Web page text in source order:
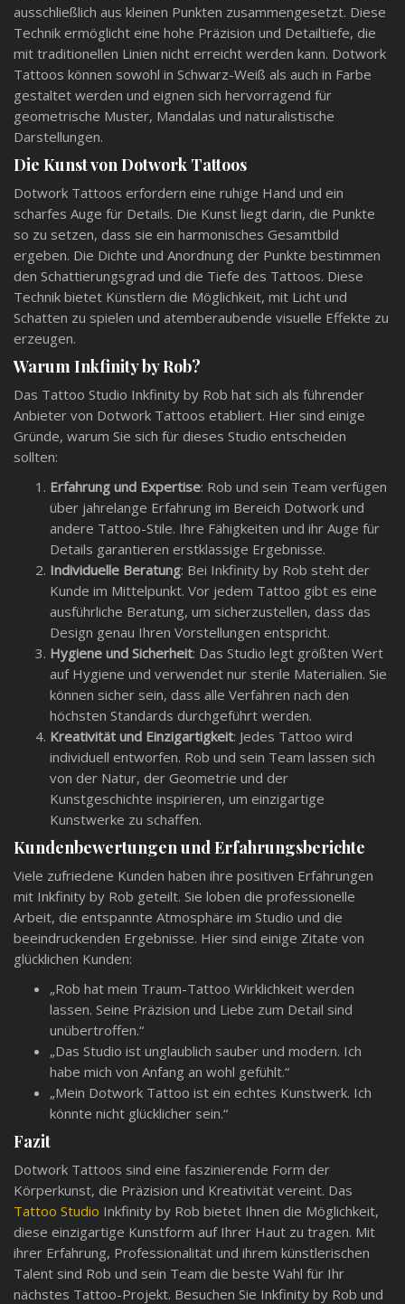
ausschließlich aus kleinen Punkten zusammengesetzt. Diese
Technik ermöglicht eine hohe Präzision und Detailtiefe, die
mit traditionellen Linien nicht erreicht werden kann. Dotwork
Tattoos können sowohl in Schwarz-Weiß als auch in Farbe
gestaltet werden und eignen sich hervorragend für
geometrische Muster, Mandalas und naturalistische
Darstellungen.
Die Kunst von Dotwork Tattoos
Dotwork Tattoos erfordern eine ruhige Hand und ein
scharfes Auge für Details. Die Kunst liegt darin, die Punkte
so zu setzen, dass sie ein harmonisches Gesamtbild
ergeben. Die Dichte und Anordnung der Punkte bestimmen
den Schattierungsgrad und die Tiefe des Tattoos. Diese
Technik bietet Künstlern die Möglichkeit, mit Licht und
Schatten zu spielen und atemberaubende visuelle Effekte zu
erzeugen.
Warum Inkfinity by Rob?
Das Tattoo Studio Inkfinity by Rob hat sich als führender
Anbieter von Dotwork Tattoos etabliert. Hier sind einige
Gründe, warum Sie sich für dieses Studio entscheiden
sollten:
Erfahrung und Expertise: Rob und sein Team verfügen
über jahrelange Erfahrung im Bereich Dotwork und
andere Tattoo-Stile. Ihre Fähigkeiten und ihr Auge für
Details garantieren erstklassige Ergebnisse.
Individuelle Beratung: Bei Inkfinity by Rob steht der
Kunde im Mittelpunkt. Vor jedem Tattoo gibt es eine
ausführliche Beratung, um sicherzustellen, dass das
Design genau Ihren Vorstellungen entspricht.
Hygiene und Sicherheit: Das Studio legt größten Wert
auf Hygiene und verwendet nur sterile Materialien. Sie
können sicher sein, dass alle Verfahren nach den
höchsten Standards durchgeführt werden.
Kreativität und Einzigartigkeit: Jedes Tattoo wird
individuell entworfen. Rob und sein Team lassen sich
von der Natur, der Geometrie und der
Kunstgeschichte inspirieren, um einzigartige
Kunstwerke zu schaffen.
Kundenbewertungen und Erfahrungsberichte
Viele zufriedene Kunden haben ihre positiven Erfahrungen
mit Inkfinity by Rob geteilt. Sie loben die professionelle
Arbeit, die entspannte Atmosphäre im Studio und die
beeindruckenden Ergebnisse. Hier sind einige Zitate von
glücklichen Kunden:
„Rob hat mein Traum-Tattoo Wirklichkeit werden
lassen. Seine Präzision und Liebe zum Detail sind
unübertroffen.“
„Das Studio ist unglaublich sauber und modern. Ich
habe mich von Anfang an wohl gefühlt.“
„Mein Dotwork Tattoo ist ein echtes Kunstwerk. Ich
könnte nicht glücklicher sein.“
Fazit
Dotwork Tattoos sind eine faszinierende Form der
Körperkunst, die Präzision und Kreativität vereint. Das
Tattoo Studio Inkfinity by Rob bietet Ihnen die Möglichkeit,
diese einzigartige Kunstform auf Ihrer Haut zu tragen. Mit
ihrer Erfahrung, Professionalität und ihrem künstlerischen
Talent sind Rob und sein Team die beste Wahl für Ihr
nächstes Tattoo-Projekt. Besuchen Sie Inkfinity by Rob und